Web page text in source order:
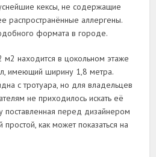
кексы, не содержащие
распространённые аллергены.
формата в городе.
находится в цокольном этаже
имеющий ширину 1,8 метра.
с тротуара, но для владельцев
не приходилось искать её
поставленная перед дизайнером
простой, как может показаться на